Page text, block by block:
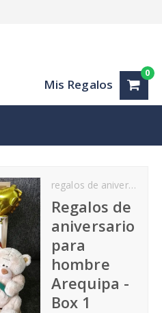
Mis Regalos
0
regalos de aniversario
Regalos de
aniversario
para
hombre
Arequipa -
Box 1